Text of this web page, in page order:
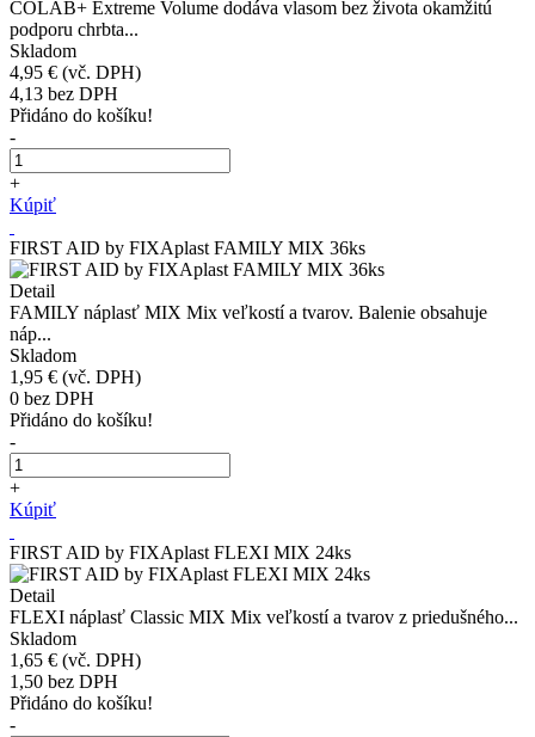
COLAB+ Extreme Volume dodáva vlasom bez života okamžitú
podporu chrbta...
Skladom
4,95 € (vč. DPH)
4,13 bez DPH
Přidáno do košíku!
-
+
Kúpiť
FIRST AID by FIXAplast FAMILY MIX 36ks
Detail
FAMILY náplasť MIX Mix veľkostí a tvarov. Balenie obsahuje
náp...
Skladom
1,95 € (vč. DPH)
0 bez DPH
Přidáno do košíku!
-
+
Kúpiť
FIRST AID by FIXAplast FLEXI MIX 24ks
Detail
FLEXI náplasť Classic MIX Mix veľkostí a tvarov z priedušného...
Skladom
1,65 € (vč. DPH)
1,50 bez DPH
Přidáno do košíku!
-